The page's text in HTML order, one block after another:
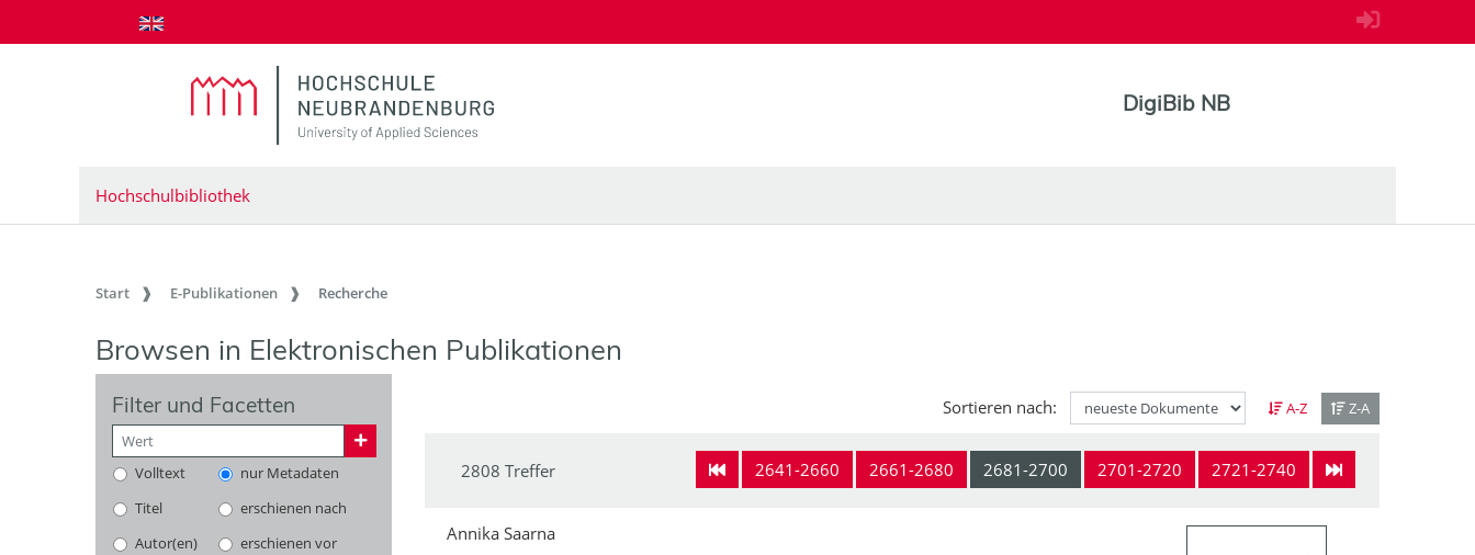
zum Inhalt springen
DigiBib NB
Hochschulbibliothek
Start E-Publikationen Recherche
Browsen in Elektronischen Publikationen
Filter und Facetten
Volltext
nur Metadaten
Titel
erschienen nach
Autor(en)
erschienen vor
Sortieren nach: A-Z Z-A
2641-2660 2661-2680 2681-2700 2701-2720 2721-2740
2808 Treffer
Annika Saarna